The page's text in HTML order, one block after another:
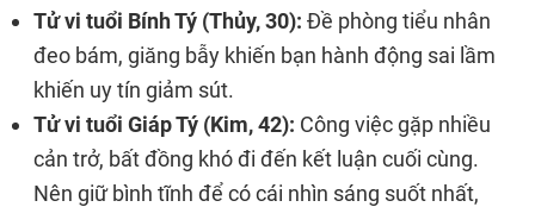
Tử vi tuổi Bính Tý (Thủy, 30): Đề phòng tiểu nhân
đeo bám, giăng bẫy khiến bạn hành động sai lầm
khiến uy tín giảm sút.
Tử vi tuổi Giáp Tý (Kim, 42): Công việc gặp nhiều
cản trở, bất đồng khó đi đến kết luận cuối cùng.
Nên giữ bình tĩnh để có cái nhìn sáng suốt nhất,